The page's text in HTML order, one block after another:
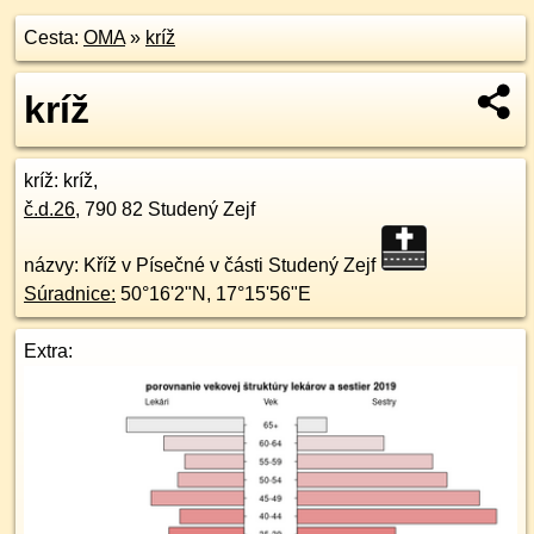
Cesta: OMA» kríž
kríž
kríž: kríž,
č.d.26, 790 82 Studený Zejf
názvy: Kříž v Písečné v části Studený Zejf
Súradnice: 50°16'2"N , 17°15'56"E
Extra: